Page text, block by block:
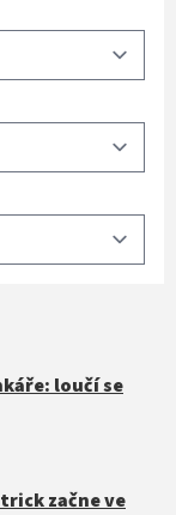
loučí se
začne ve